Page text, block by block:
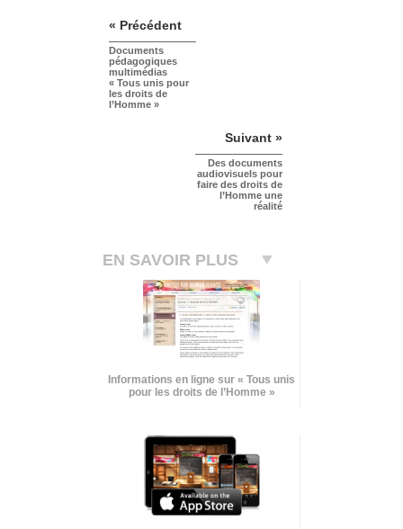
« Précédent
Documents
pédagogiques
multimédias
« Tous unis pour
les droits de
l’Homme »
Suivant »
Des documents
audiovisuels pour
faire des droits de
l’Homme une
réalité
EN SAVOIR PLUS
Informations en ligne sur « Tous unis
pour les droits de l’Homme »